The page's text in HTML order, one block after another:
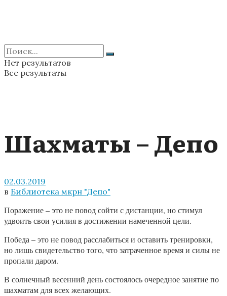
Нет результатов
Все результаты
Шахматы – Депо
02.03.2019
в Библиотека мкрн "Депо"
Поражение – это не повод сойти с дистанции, но стимул
удвоить свои усилия в достижении намеченной цели.
Победа – это не повод расслабиться и оставить тренировки,
но лишь свидетельство того, что затраченное время и силы не
пропали даром.
В солнечный весенний день состоялось очередное занятие по
шахматам для всех желающих.